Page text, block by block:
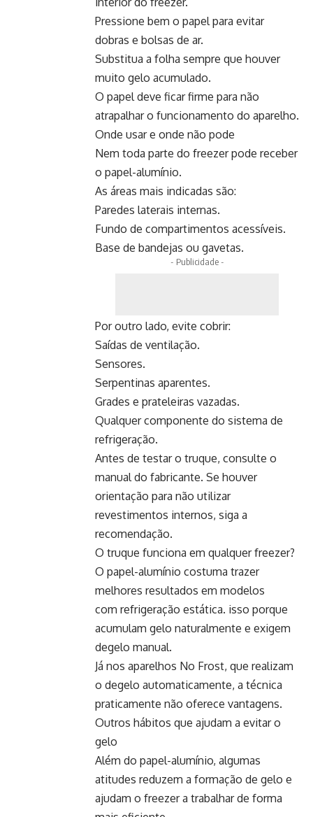
Pressione bem o papel para evitar
dobras e bolsas de ar.
Substitua a folha sempre que houver
muito gelo acumulado.
O papel deve ficar firme para não
atrapalhar o funcionamento do aparelho.
Onde usar e onde não pode
Nem toda parte do freezer pode receber
o papel-alumínio.
As áreas mais indicadas são:
Paredes laterais internas.
Fundo de compartimentos acessíveis.
Base de bandejas ou gavetas.
- Publicidade -
Por outro lado, evite cobrir:
Saídas de ventilação.
Sensores.
Serpentinas aparentes.
Grades e prateleiras vazadas.
Qualquer componente do sistema de
refrigeração.
Antes de testar o truque, consulte o
manual do fabricante. Se houver
orientação para não utilizar
revestimentos internos, siga a
recomendação.
O truque funciona em qualquer freezer?
O papel-alumínio costuma trazer
melhores resultados em modelos
com refrigeração estática. isso porque
acumulam gelo naturalmente e exigem
degelo manual.
Já nos aparelhos No Frost, que realizam
o degelo automaticamente, a técnica
praticamente não oferece vantagens.
Outros hábitos que ajudam a evitar o
gelo
Além do papel-alumínio, algumas
atitudes reduzem a formação de gelo e
ajudam o freezer a trabalhar de forma